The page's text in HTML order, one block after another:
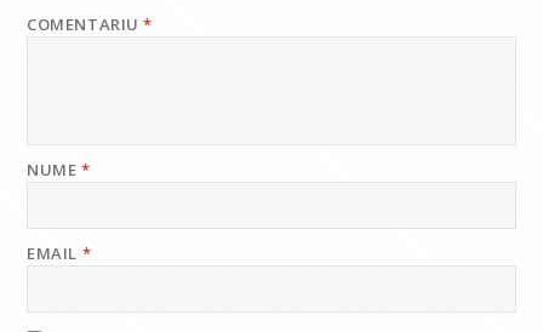
COMENTARIU*
NUME*
EMAIL *